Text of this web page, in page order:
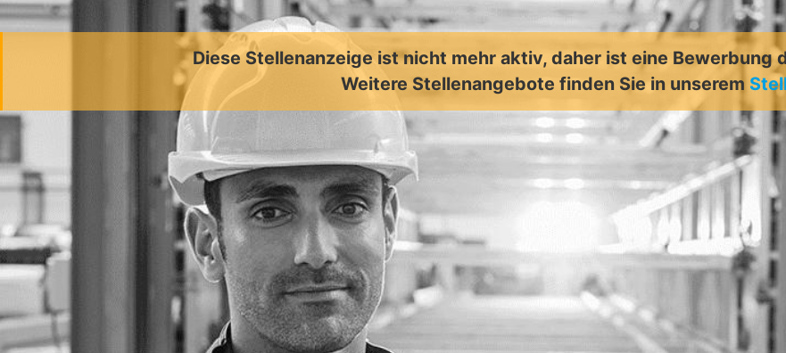
Diese Stellenanzeige ist nicht mehr aktiv, daher ist eine Bewerbung
Weitere Stellenangebote finden Sie in unserem